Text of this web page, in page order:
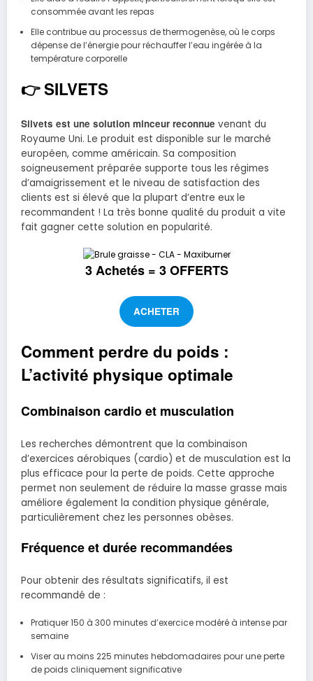
consommée avant les repas
Elle contribue au processus de thermogenèse, où le corps
dépense de l’énergie pour réchauffer l’eau ingérée à la
température corporelle
👉SILVETS
Silvets est une solution minceur reconnue venant du
Royaume Uni. Le produit est disponible sur le marché
européen, comme américain. Sa composition
soigneusement préparée supporte tous les régimes
d’amaigrissement et le niveau de satisfaction des
clients est si élevé que la plupart d’entre eux le
recommandent ! La très bonne qualité du produit a vite
fait gagner cette solution en popularité.
3 Achetés = 3 OFFERTS
ACHETER
Comment perdre du poids :
L’activité physique optimale
Combinaison cardio et musculation
Les recherches démontrent que la combinaison
d’exercices aérobiques (cardio) et de musculation est la
plus efficace pour la perte de poids. Cette approche
permet non seulement de réduire la masse grasse mais
améliore également la condition physique générale,
particulièrement chez les personnes obèses.
Fréquence et durée recommandées
Pour obtenir des résultats significatifs, il est
recommandé de :
Pratiquer 150 à 300 minutes d’exercice modéré à intense par
semaine
Viser au moins 225 minutes hebdomadaires pour une perte
de poids cliniquement significative